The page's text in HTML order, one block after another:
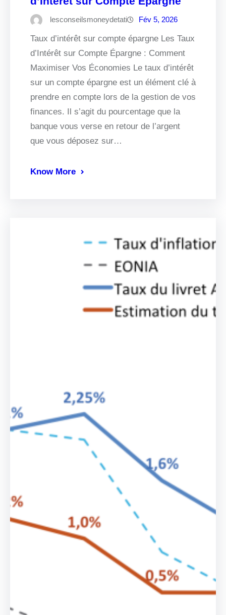
lesconseilsmoneydetati Fév 5, 2026
Taux d’intérêt sur compte épargne Les Taux
d’Intérêt sur Compte Épargne : Comment
Maximiser Vos Économies Le taux d’intérêt
sur un compte épargne est un élément clé à
prendre en compte lors de la gestion de vos
finances. Il s’agit du pourcentage que la
banque vous verse en retour de l’argent
que vous déposez sur…
Know More